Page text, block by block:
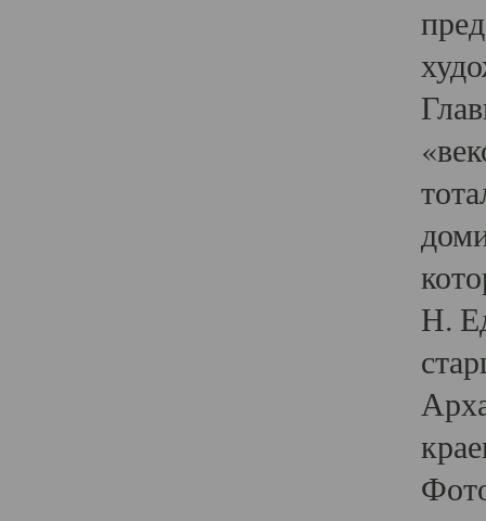
Н.